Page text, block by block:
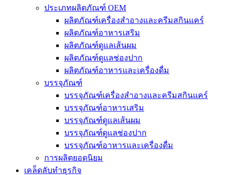
ประเภทผลิตภัณฑ์ OEM
ผลิตภัณฑ์เครื่องสำอางและครีมสกินแคร์
ผลิตภัณฑ์อาหารเสริม
ผลิตภัณฑ์ดูแลเส้นผม
ผลิตภัณฑ์ดูแลช่องปาก
ผลิตภัณฑ์อาหารและเครื่องดื่ม
บรรจุภัณฑ์
บรรจุภัณฑ์เครื่องสำอางและครีมสกินแคร์
บรรจุภัณฑ์อาหารเสริม
บรรจุภัณฑ์ดูแลเส้นผม
บรรจุภัณฑ์ดูแลช่องปาก
บรรจุภัณฑ์อาหารและเครื่องดื่ม
การผลิตยอดนิยม
เคล็ดลับทำธุรกิจ